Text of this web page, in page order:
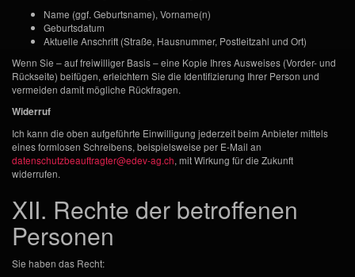
Name (ggf. Geburtsname), Vorname(n)
Geburtsdatum
Aktuelle Anschrift (Straße, Hausnummer, Postleitzahl und Ort)
Wenn Sie – auf freiwilliger Basis – eine Kopie Ihres Ausweises (Vorder- und
Rückseite) beifügen, erleichtern Sie die Identifizierung Ihrer Person und
vermeiden damit mögliche Rückfragen.
Widerruf
Ich kann die oben aufgeführte Einwilligung jederzeit beim Anbieter mittels
eines formlosen Schreibens, beispielsweise per E-Mail an
datenschutzbeauftragter@edev-ag.ch, mit Wirkung für die Zukunft
widerrufen.
XII. Rechte der betroffenen
Personen
Sie haben das Recht: